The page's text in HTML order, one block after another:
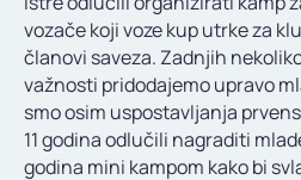
KONTAKT
vozače koji voze kup utrke za
članovi saveza. Zadnjih
važnosti pridodajemo upravo
smo osim uspostavljanja
11 godina odlučili nagraditi
godina mini kampom kako bi